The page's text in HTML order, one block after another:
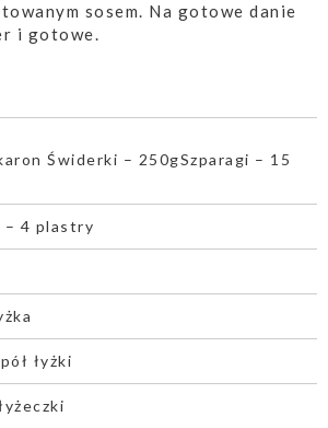
sosem. Na gotowe danie
i gotowe.
Świderki – 250gSzparagi – 15
– 4 plastry
łyżki